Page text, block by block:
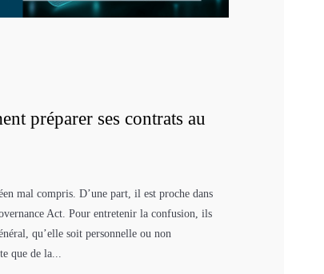
préparer ses contrats au
mal compris. D’une part, il est proche dans
Act. Pour entretenir la confusion, ils
qu’elle soit personnelle ou non
que de la...